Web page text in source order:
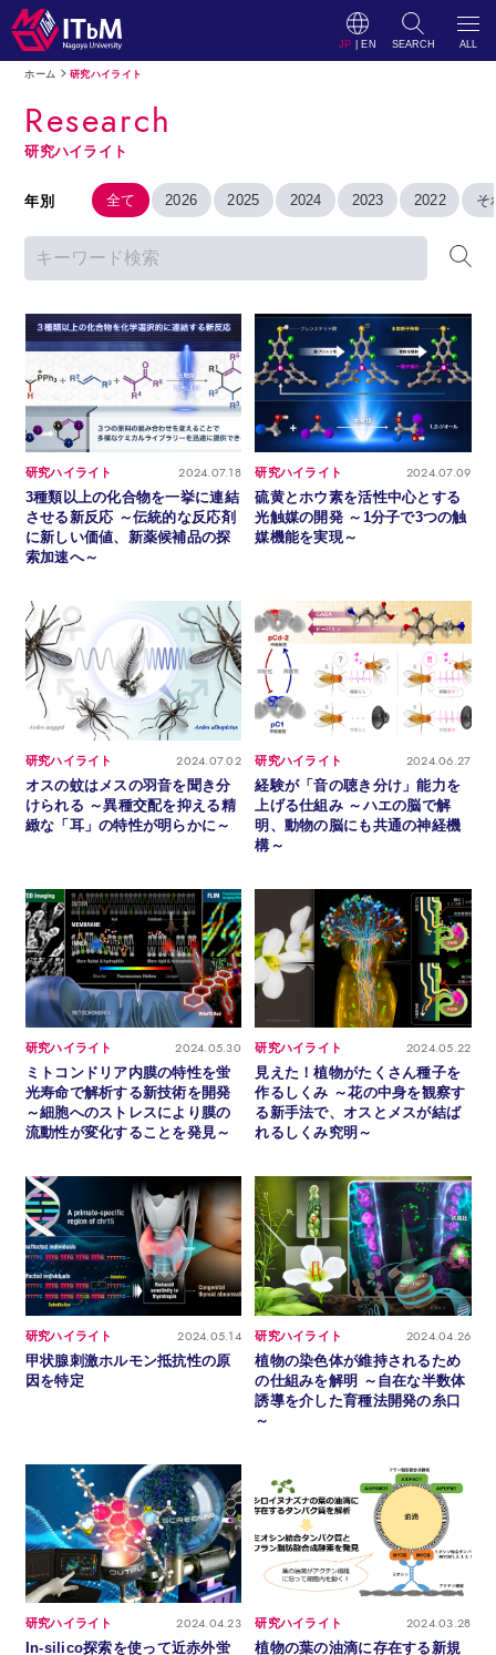
JP EN SEARCH ALL
ホーム 研究ハイライト
Research
研究ハイライト
年別 全て 2026 2025 2024 2023 2022 そ
2024.07.18
研究ハイライト
3種類以上の化合物を一挙に連結
させる新反応 ～伝統的な反応剤
に新しい価値、新薬候補品の探
索加速へ～
2024.07.09
研究ハイライト
硫黄とホウ素を活性中心とする
光触媒の開発 ～1分子で3つの触
媒機能を実現～
2024.07.02
研究ハイライト
オスの蚊はメスの羽音を聞き分
けられる ～異種交配を抑える精
緻な「耳」の特性が明らかに～
2024.06.27
研究ハイライト
経験が「音の聴き分け」能力を
上げる仕組み ～ハエの脳で解
明、動物の脳にも共通の神経機
構～
2024.05.30
研究ハイライト
ミトコンドリア内膜の特性を蛍
光寿命で解析する新技術を開発
～細胞へのストレスにより膜の
流動性が変化することを発見～
2024.05.22
研究ハイライト
見えた！植物がたくさん種子を
作るしくみ ～花の中身を観察す
る新手法で、オスとメスが結ば
れるしくみ究明～
2024.05.14
研究ハイライト
甲状腺刺激ホルモン抵抗性の原
因を特定
2024.04.26
研究ハイライト
植物の染色体が維持されるため
の仕組みを解明 ～自在な半数体
誘導を介した育種法開発の糸口
～
2024.04.23
研究ハイライト
In-silico探索を使って近赤外蛍
2024.03.28
研究ハイライト
植物の葉の油滴に存在する新規